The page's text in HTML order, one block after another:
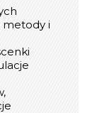
i
jest
jakość
w
to 12
300